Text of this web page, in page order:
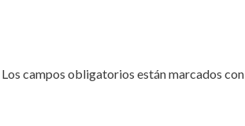
Los campos obligatorios están marcados con